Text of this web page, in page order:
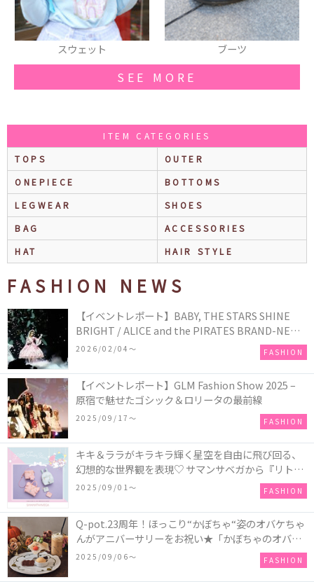
スウェット ブーツ
SEE MORE
ITEM CATEGORIES
TOPS
OUTER
ONEPIECE
BOTTOMS
LEGWEAR
SHOES
BAG
ACCESSORIES
HAT
HAIR STYLE
FASHION NEWS
【イベントレポート】BABY, THE STARS SHINE
BRIGHT / ALICE and the PIRATES BRAND-NEW
COLLECTION in TOKYO
2026/02/04〜 FASHION
【イベントレポート】GLM Fashion Show 2025 –
原宿で魅せたゴシック＆ロリータの最前線
2025/09/17〜 FASHION
キキ＆ララがキラキラ輝く星空を自由に飛び回る、
幻想的な世界観を表現♡ サマンサベガから『リトル
ツインスターズ』50周年アニバーサリーイヤー』を
2025/09/01〜 FASHION
Q-pot.23周年！ほっこり“かぼちゃ“姿のオバケちゃ
んがアニバーサリーをお祝い★「かぼちゃのオバケ
ーキアクセサリー」が新発売！Q-pot CAFE.では
「かぼちゃのオバケーキプレート」も登場
2025/09/06〜 FASHION